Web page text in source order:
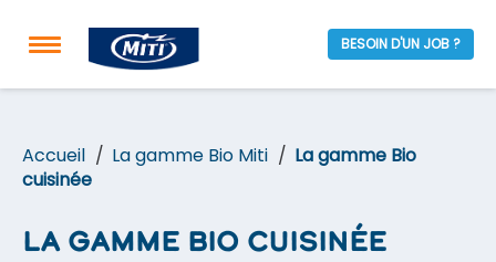
BESOIN D'UN JOB ?
Accueil La gamme Bio Miti
La gamme Bio
cuisinée
La gamme Bio cuisinée